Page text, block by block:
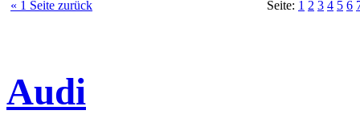
« 1 Seite zurück Seite: 1 2 3 4 5 6
Audi